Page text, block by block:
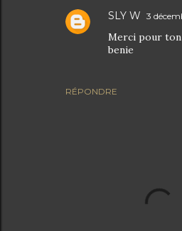
RÉPONDRE
SLY W 3
Merci pour ton
benie